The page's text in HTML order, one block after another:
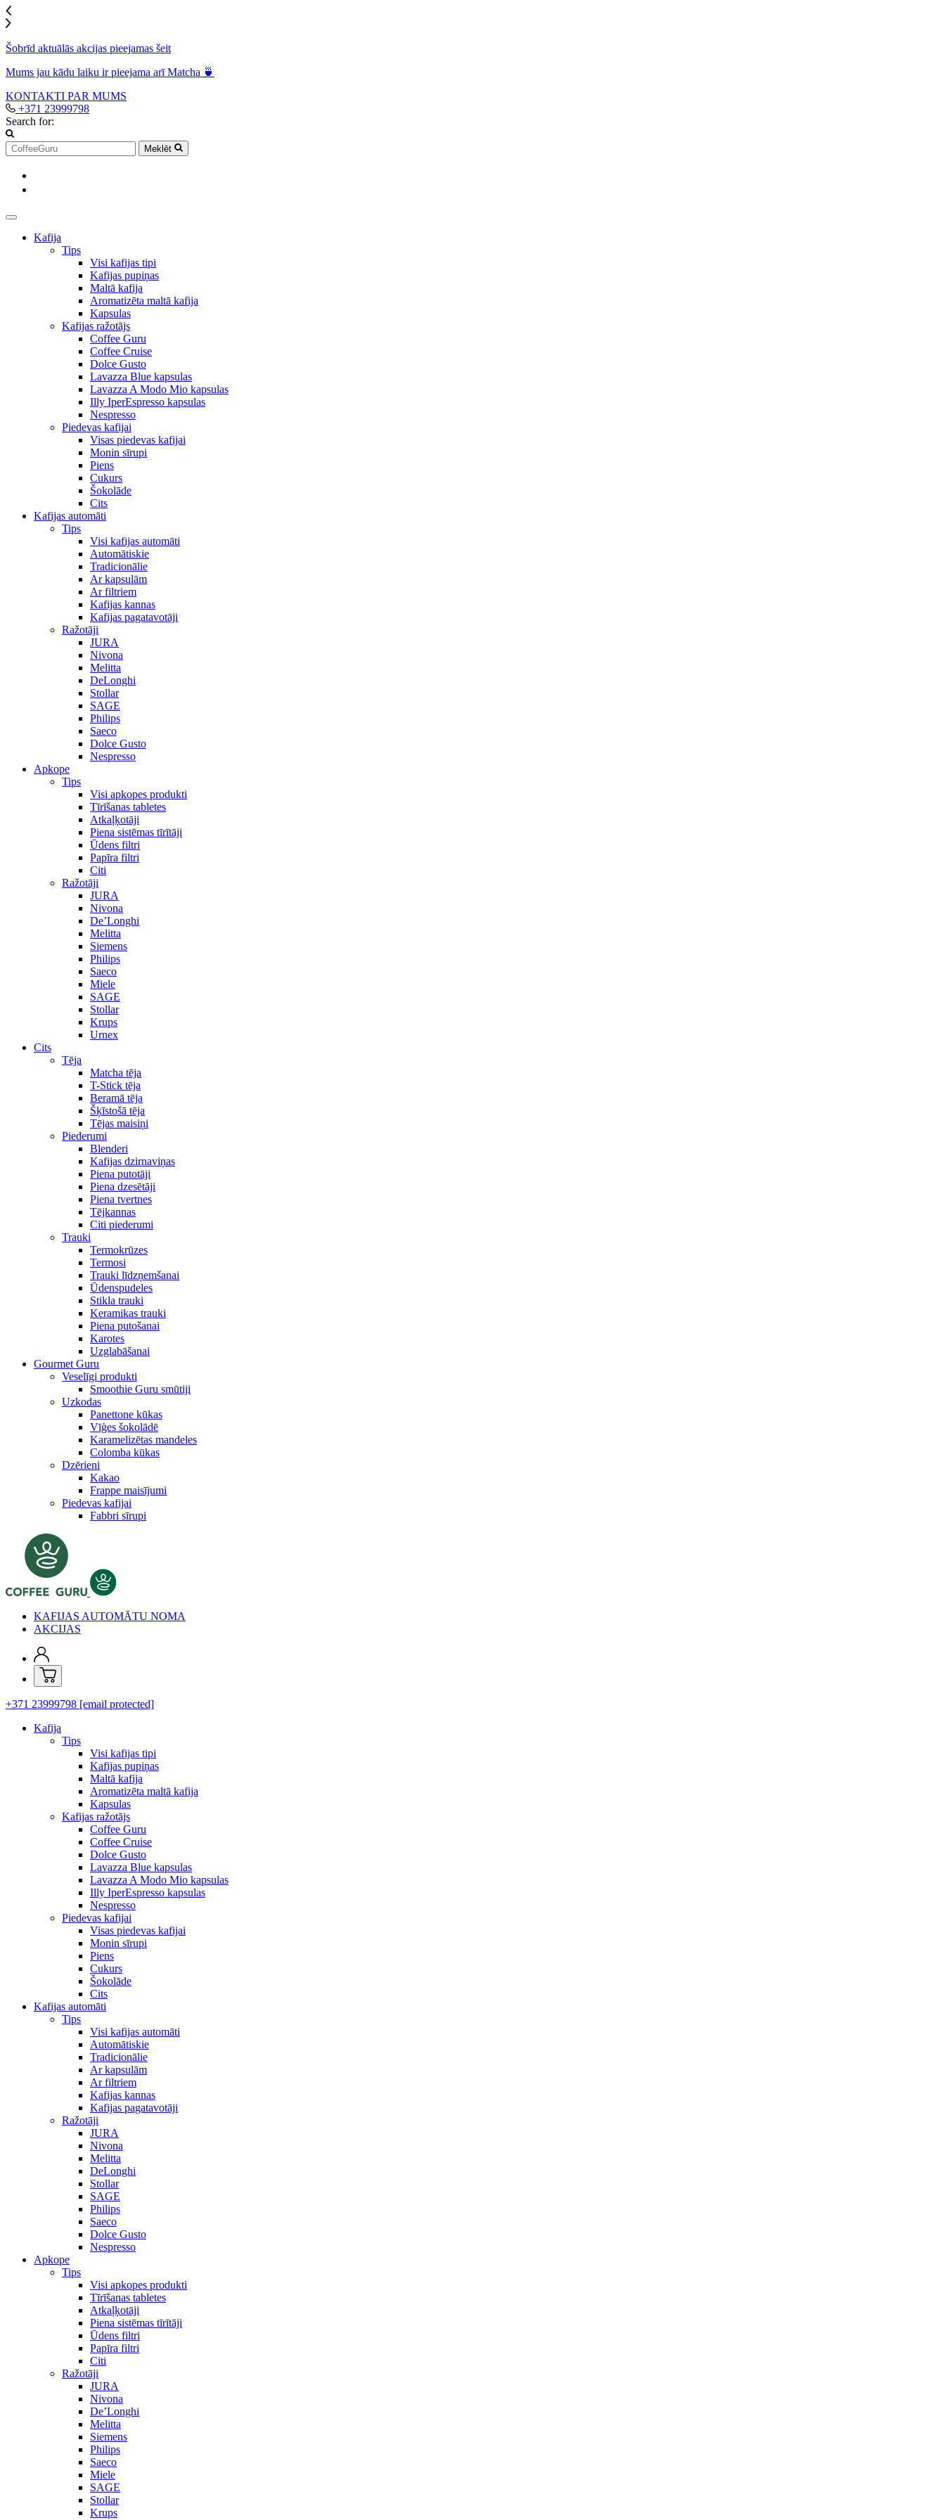
Šobrīd aktuālās akcijas pieejamas šeit
Mums jau kādu laiku ir pieejama arī Matcha 🍵
KONTAKTI PAR MUMS
+371 23999798
Search for:
Meklēt
Kafija
Tips
Visi kafijas tipi
Kafijas pupiņas
Maltā kafija
Aromatizēta maltā kafija
Kapsulas
Kafijas ražotājs
Coffee Guru
Coffee Cruise
Dolce Gusto
Lavazza Blue kapsulas
Lavazza A Modo Mio kapsulas
Illy IperEspresso kapsulas
Nespresso
Piedevas kafijai
Visas piedevas kafijai
Monin sīrupi
Piens
Cukurs
Šokolāde
Cits
Kafijas automāti
Tips
Visi kafijas automāti
Automātiskie
Tradicionālie
Ar kapsulām
Ar filtriem
Kafijas kannas
Kafijas pagatavotāji
Ražotāji
JURA
Nivona
Melitta
DeLonghi
Stollar
SAGE
Philips
Saeco
Dolce Gusto
Nespresso
Apkope
Tips
Visi apkopes produkti
Tīrīšanas tabletes
Atkaļķotāji
Piena sistēmas tīrītāji
Ūdens filtri
Papīra filtri
Citi
Ražotāji
JURA
Nivona
De’Longhi
Melitta
Siemens
Philips
Saeco
Miele
SAGE
Stollar
Krups
Urnex
Cits
Tēja
Matcha tēja
T-Stick tēja
Beramā tēja
Šķīstošā tēja
Tējas maisiņi
Piederumi
Blenderi
Kafijas dzirnaviņas
Piena putotāji
Piena dzesētāji
Piena tvertnes
Tējkannas
Citi piederumi
Trauki
Termokrūzes
Termosi
Trauki līdzņemšanai
Ūdenspudeles
Stikla trauki
Keramikas trauki
Piena putošanai
Karotes
Uzglabāšanai
Gourmet Guru
Veselīgi produkti
Smoothie Guru smūtiji
Uzkodas
Panettone kūkas
Vīģes šokolādē
Karamelizētas mandeles
Colomba kūkas
Dzērieni
Kakao
Frappe maisījumi
Piedevas kafijai
Fabbri sīrupi
KAFIJAS AUTOMĀTU NOMA
AKCIJAS
+371 23999798 [email protected]
Kafija
Tips
Visi kafijas tipi
Kafijas pupiņas
Maltā kafija
Aromatizēta maltā kafija
Kapsulas
Kafijas ražotājs
Coffee Guru
Coffee Cruise
Dolce Gusto
Lavazza Blue kapsulas
Lavazza A Modo Mio kapsulas
Illy IperEspresso kapsulas
Nespresso
Piedevas kafijai
Visas piedevas kafijai
Monin sīrupi
Piens
Cukurs
Šokolāde
Cits
Kafijas automāti
Tips
Visi kafijas automāti
Automātiskie
Tradicionālie
Ar kapsulām
Ar filtriem
Kafijas kannas
Kafijas pagatavotāji
Ražotāji
JURA
Nivona
Melitta
DeLonghi
Stollar
SAGE
Philips
Saeco
Dolce Gusto
Nespresso
Apkope
Tips
Visi apkopes produkti
Tīrīšanas tabletes
Atkaļķotāji
Piena sistēmas tīrītāji
Ūdens filtri
Papīra filtri
Citi
Ražotāji
JURA
Nivona
De’Longhi
Melitta
Siemens
Philips
Saeco
Miele
SAGE
Stollar
Krups